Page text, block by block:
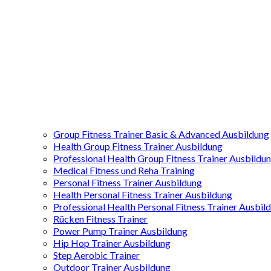
Group Fitness Trainer Basic & Advanced Ausbildung
Health Group Fitness Trainer Ausbildung
Professional Health Group Fitness Trainer
Medical Fitness und Reha Training
Personal Fitness Trainer Ausbildung
Health Personal Fitness Trainer Ausbildung
Professional Health Personal Fitness Trainer
Rücken Fitness Trainer
Power Pump Trainer Ausbildung
Hip Hop Trainer Ausbildung
Step Aerobic Trainer
Outdoor Trainer Ausbildung